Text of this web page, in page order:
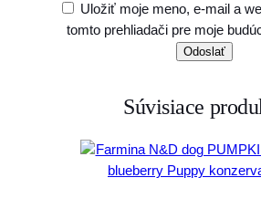
Uložiť moje meno, e-mail a
tomto prehliadači pre moje
Súvisiace